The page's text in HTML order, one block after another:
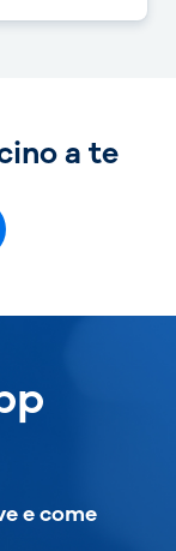
a te
e come